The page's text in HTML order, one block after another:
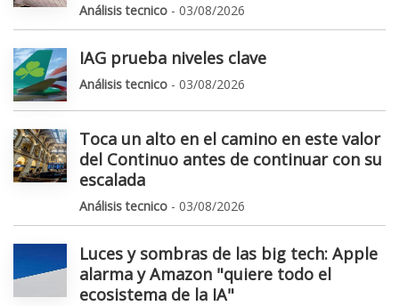
Análisis tecnico - 03/08/2026
IAG prueba niveles clave
Análisis tecnico - 03/08/2026
Toca un alto en el camino en este valor
del Continuo antes de continuar con su
escalada
Análisis tecnico - 03/08/2026
Luces y sombras de las big tech: Apple
alarma y Amazon "quiere todo el
ecosistema de la IA"